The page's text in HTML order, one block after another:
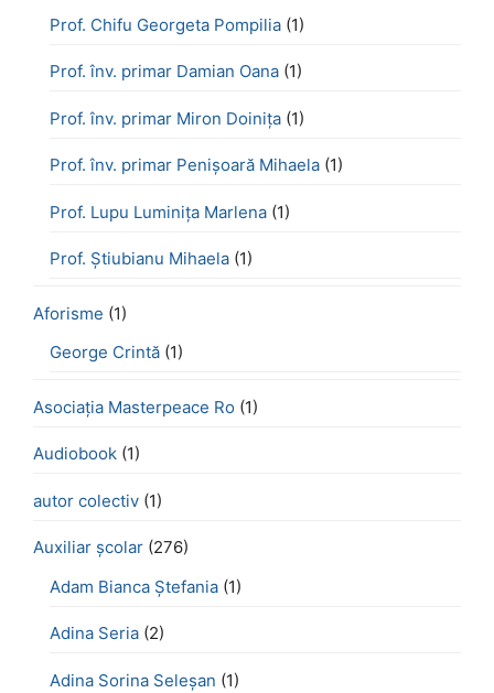
Prof. Chifu Georgeta Pompilia (1)
Prof. înv. primar Damian Oana (1)
Prof. înv. primar Miron Doinița (1)
Prof. înv. primar Penișoară Mihaela (1)
Prof. Lupu Luminița Marlena (1)
Prof. Știubianu Mihaela (1)
Aforisme (1)
George Crintă (1)
Asociația Masterpeace Ro (1)
Audiobook (1)
autor colectiv (1)
Auxiliar școlar (276)
Adam Bianca Ștefania (1)
Adina Seria (2)
Adina Sorina Seleșan (1)